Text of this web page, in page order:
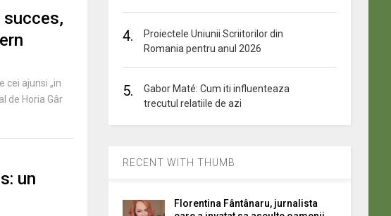
succes,
cei ajunsi „in
de Horia Gâr
un
4.
Proiectele Uniunii Scriitorilor din
Romania pentru anul 2026
5.
Gabor Maté: Cum iti influenteaza
trecutul relatiile de azi
RECENT WITH THUMB
Florentina Fântânaru, jurnalista